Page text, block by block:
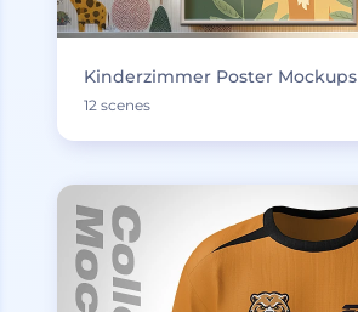
Kinderzimmer Poster Mockups
12 scenes